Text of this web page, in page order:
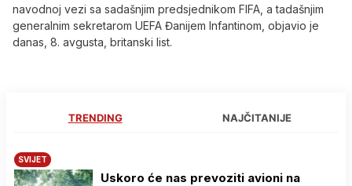
navodnoj vezi sa sadašnjim predsjednikom FIFA, a tadašnjim
generalnim sekretarom UEFA Đanijem Infantinom, objavio je
danas, 8. avgusta, britanski list.
TRENDING NAJČITANIJE
SVIJET
Uskoro će nas prevoziti avioni na